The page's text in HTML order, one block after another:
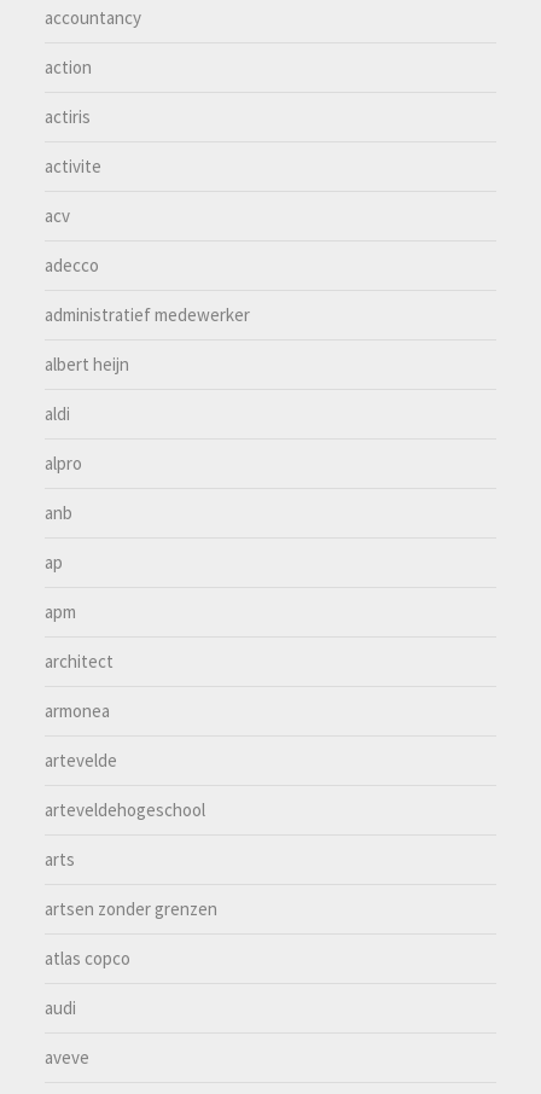
accountancy
action
actiris
activite
acv
adecco
administratief medewerker
albert heijn
aldi
alpro
anb
ap
apm
architect
armonea
artevelde
arteveldehogeschool
arts
artsen zonder grenzen
atlas copco
audi
aveve